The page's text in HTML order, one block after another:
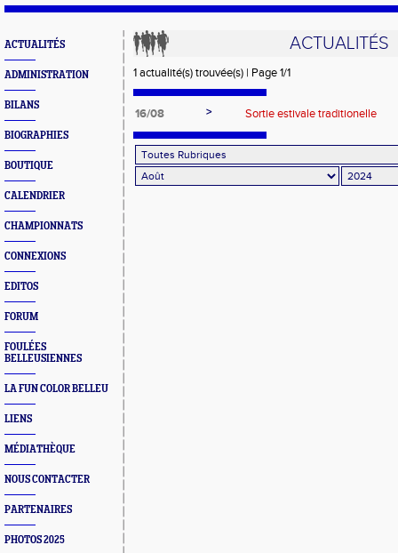
ACTUALITÉS
ADMINISTRATION
BILANS
BIOGRAPHIES
BOUTIQUE
CALENDRIER
CHAMPIONNATS
CONNEXIONS
EDITOS
FORUM
FOULÉES
BELLEUSIENNES
LA FUN COLOR BELLEU
LIENS
MÉDIATHÈQUE
NOUS CONTACTER
PARTENAIRES
PHOTOS 2025
ACTUALITÉS
1 actualité(s) trouvée(s) | Page 1/1
16/08 > Sortie estivale traditionelle